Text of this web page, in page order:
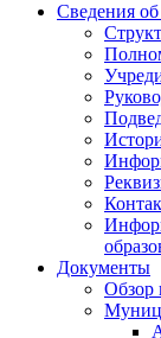
Сведения
Документы
Обзор